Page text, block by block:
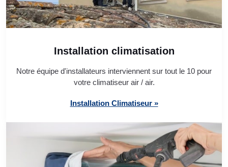
Installation climatisation
Notre équipe d'installateurs interviennent sur tout le 10 pour
votre climatiseur air / air.
Installation Climatiseur »